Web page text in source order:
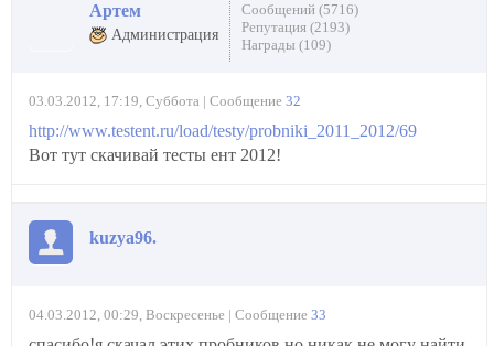
Артем
Администрация
Сообщений (5716)
Репутация (2193)
Награды (109)
03.03.2012, 17:19, Суббота | Сообщение 32
http://www.testent.ru/load/testy/probniki_2011_2012/69
Вот тут скачивай тесты ент 2012!
kuzya96.
04.03.2012, 00:29, Воскресенье | Сообщение 33